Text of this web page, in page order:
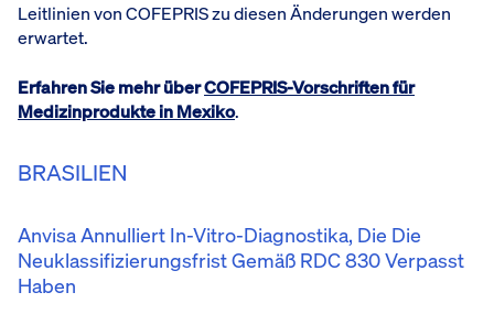
Leitlinien von COFEPRIS zu diesen Änderungen werden
erwartet.
Erfahren Sie mehr überCOFEPRIS-Vorschriften für
Medizinprodukte in Mexiko.
BRASILIEN
Anvisa Annulliert In-Vitro-Diagnostika, Die Die
Neuklassifizierungsfrist Gemäß RDC 830 Verpasst
Haben